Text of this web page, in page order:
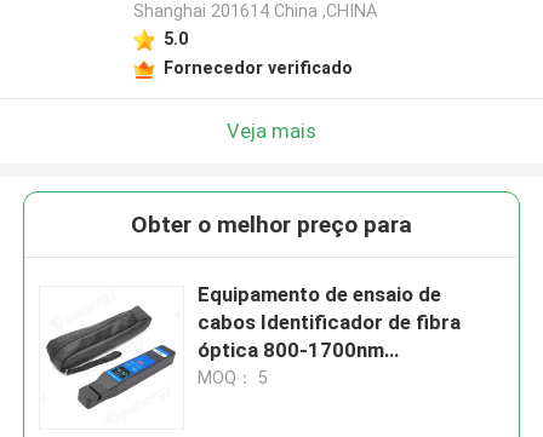
Shanghai 201614 China ,CHINA
5.0
Fornecedor verificado
Veja mais
Obter o melhor preço para
Equipamento de ensaio de
cabos Identificador de fibra
óptica 800-1700nm
Identificador de detector de
MOQ： 5